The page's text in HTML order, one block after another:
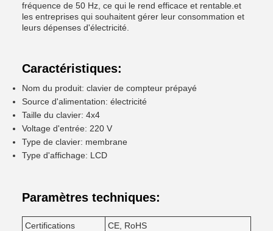
fréquence de 50 Hz, ce qui le rend efficace et rentable.et
les entreprises qui souhaitent gérer leur consommation et
leurs dépenses d'électricité.
Caractéristiques:
Nom du produit: clavier de compteur prépayé
Source d'alimentation: électricité
Taille du clavier: 4x4
Voltage d'entrée: 220 V
Type de clavier: membrane
Type d'affichage: LCD
Paramètres techniques:
Certifications
CE, RoHS